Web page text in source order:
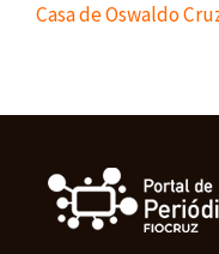
Casa de Oswaldo